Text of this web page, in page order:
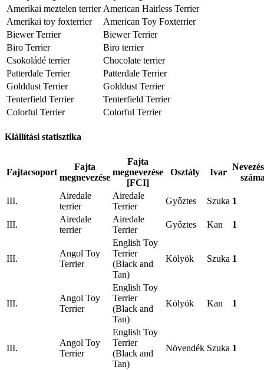
Amerikai meztelen terrier American Hairless Terrier
Amerikai toy foxterrier
American Toy Foxterrier
Biewer Terrier
Biewer Terrier
Biro Terrier
Biro terrier
Csokoládé terrier
Chocolate terrier
Patterdale Terrier
Patterdale Terrier
Golddust Terrier
Golddust Terrier
Tenterfield Terrier
Tenterfield Terrier
Colorful Terrier
Colorful Terrier
Kiállítási statisztika
Fajtacsoport
Fajta
megnevezése
Fajta
megnevezése
[FCI]
Osztály Ivar
III.
Airedale
terrier
Airedale
Terrier
Győztes Szuka 1
III.
Airedale
terrier
Airedale
Terrier
Győztes Kan 1
III.
Angol Toy
Terrier
English Toy
Terrier
(Black and
Tan)
Kölyök Szuka 1
III.
Angol Toy
Terrier
English Toy
Terrier
(Black and
Tan)
Kölyök Kan 1
III.
Angol Toy
Terrier
English Toy
Terrier
(Black and
Tan)
Növendék Szuka 1